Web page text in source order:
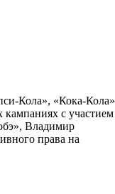
Кола», «Кока-Кола»
с участием
Владимир
права на